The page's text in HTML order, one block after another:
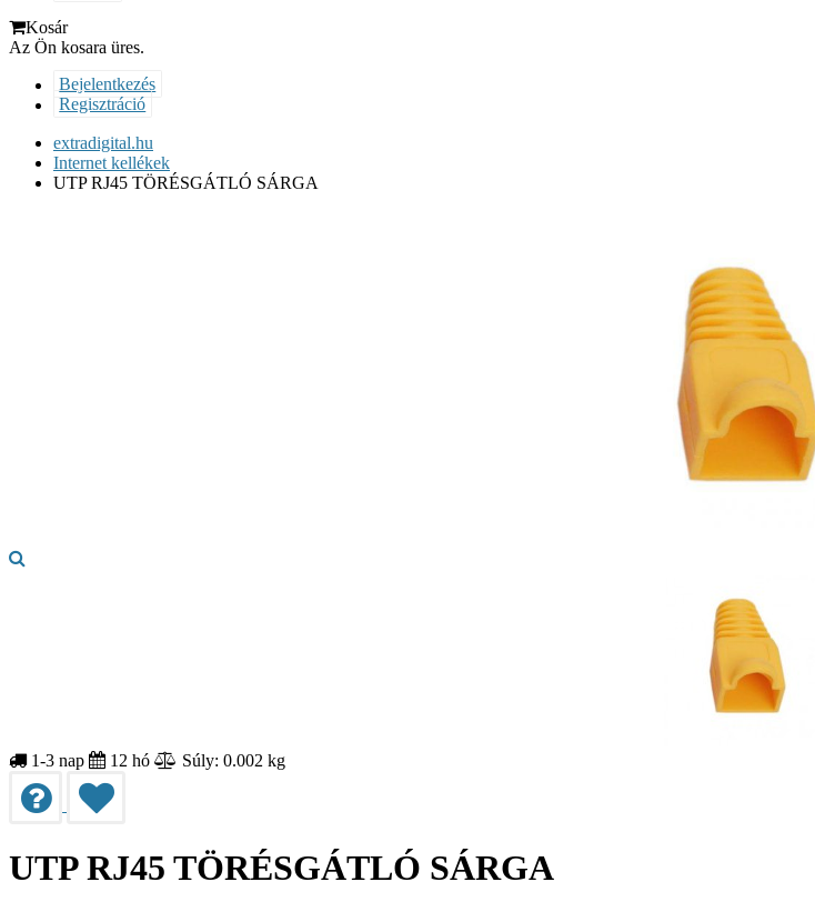
Kosár
Az Ön kosara üres.
Bejelentkezés
Regisztráció
extradigital.hu
Internet kellékek
UTP RJ45 TÖRÉSGÁTLÓ SÁRGA
1-3 nap 12 hó Súly: 0.002 kg
UTP RJ45 TÖRÉSGÁTLÓ SÁRGA